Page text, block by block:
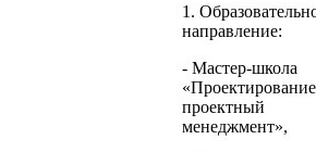
1.
направление:
- Мастер-школа
проектный
менеджмент»,